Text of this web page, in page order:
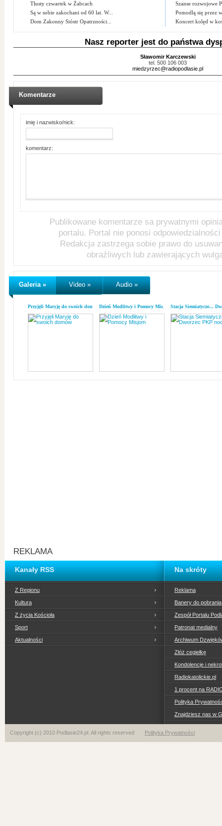
Tłusty czwartek w Żabcach
Szanse rozwojowe
Są w sobie zakochani od 60 lat. W...
Pomodlą się przez
Dom Zakonny Sióstr Opatrzności...
Koncert kolęd w
Nasz reporter jest do państwa
Sławomir Karczewski
tel. 500 106 003
miedzyrzec@radiopodlasie.pl
Komentarze
imię i nazwisko/nick:
komentarz:
Publikowane komentarze sa prywatnymi
portalu. Portal nie ponosi
Redakcja zastrzega sobie prawo do
obraźliwych lub zawierających
Galeria » Video » Audio »
Przyjęli Maryję do swoich domówDzień Modlitwy i Pomocy MisjomStacja Siemiatycze...
REKLAMA
Kanały RSS
Z Regionu
Kultura
Z życia Kościoła
Sport
Aktualności
Na skróty
Reklama
Banery do pobrania
Zespół Portalu
Patronat medialny
Archiwum
Złóż cegiełkę
Kondolencje i
Radiokatolickie.pl
1 procent na
Polityka
Znajdziesz nas w
Copyright (c) 2010 Podlasie24.pl. All rights reserved Polityka Prywatności